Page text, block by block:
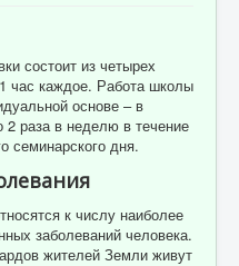
состоит из четырех
час каждое. Работа школы
основе – в
2 раза в неделю в течение
семинарского дня.
к числу наиболее
заболеваний человека.
жителей Земли живут